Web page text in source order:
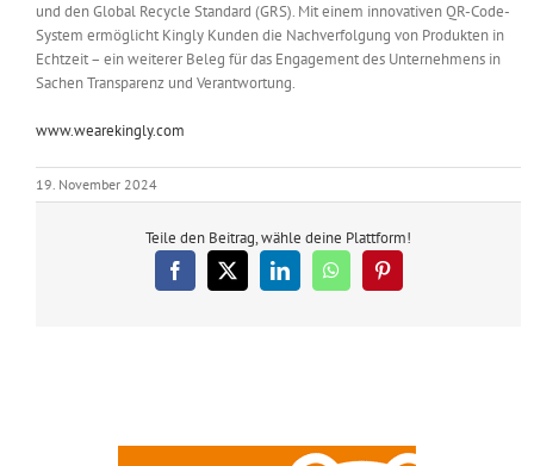
Product Guide
Jobshop
Suche
nach:
und den Global Recycle Standard (GRS). Mit einem innovativen QR-Code-
System ermöglicht Kingly Kunden die Nachverfolgung von Produkten in
Echtzeit – ein weiterer Beleg für das Engagement des Unternehmens in
Sachen Transparenz und Verantwortung.
www.wearekingly.com
19. November 2024
Teile den Beitrag, wähle deine Plattform!
Facebook
X LinkedInWhatsAppPinterest